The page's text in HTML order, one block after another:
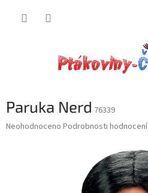
Paruka Nerd 76339
Průměrné
Neohodnoceno Podrobnosti hodnocení